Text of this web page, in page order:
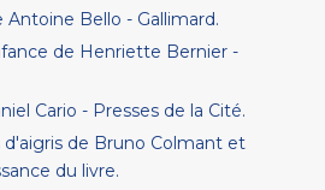
Bello - Gallimard.
de Henriette Bernier -
Cario - Presses de la Cité.
de Bruno Colmant et
du livre.